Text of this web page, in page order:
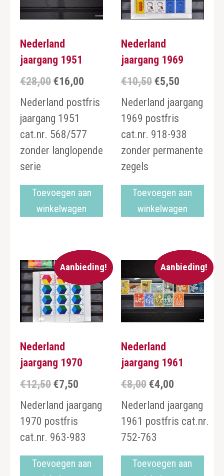
Nederland
jaargang 1951
€28,00 Oorspronkelijke
prijs
was:
€28,00.
€16,00
prijs
€16,00.
Nederland postfris
jaargang 1951
cat.nr. 568/577
zonder langlopende
serie
Toevoegen aan
winkelwagen
Nederland
jaargang 1969
€10,50 Oorspronkelijke
prijs
was:
€10,50.
€5,50Huidige
€5,50.
Nederland jaargang
1969 postfris
cat.nr. 918-938
zonder permanente
zegels
Toevoegen aan
winkelwagen
Aanbieding!
Nederland
jaargang 1970
€12,50 Oorspronkelijke
prijs
was:
€12,50.
€7,50
€7,50.
Nederland jaargang
1970 postfris
cat.nr. 963-983
Toevoegen aan
Aanbieding!
Nederland
jaargang 1961
€8,00 Oorspronkelijke
prijs
was:
€8,00.
€4,00Huidige
is:
Nederland jaargang
1961 postfris cat.nr.
752-763
Toevoegen aan